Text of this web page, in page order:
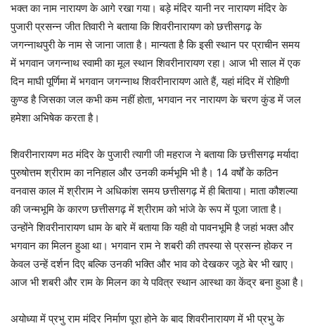
भक्त का नाम नारायण के आगे रखा गया। बड़े मंदिर यानी नर नारायण मंदिर के
पुजारी प्रसन्न जीत तिवारी ने बताया कि शिवरीनारायण को छत्तीसगढ़ के
जगन्नाथपुरी के नाम से जाना जाता है। मान्यता है कि इसी स्थान पर प्राचीन समय
में भगवान जगन्नाथ स्वामी का मूल स्थान शिवरीनारायण रहा। आज भी साल में एक
दिन माघी पूर्णिमा में भगवान जगन्नाथ शिवरीनारायण आते हैं, यहां मंदिर में रोहिणी
कुण्ड है जिसका जल कभी कम नहीं होता, भगवान नर नारायण के चरण कुंड में जल
हमेशा अभिषेक करता है।
शिवरीनारायण मठ मंदिर के पुजारी त्यागी जी महराज ने बताया कि छत्तीसगढ़ मर्यादा
पुरुषोत्तम श्रीराम का ननिहाल और उनकी कर्मभूमि भी है। 14 वर्षों के कठिन
वनवास काल में श्रीराम ने अधिकांश समय छत्तीसगढ़ में ही बिताया। माता कौशल्या
की जन्मभूमि के कारण छत्तीसगढ़ में श्रीराम को भांजे के रूप में पूजा जाता है।
उन्होंने शिवरीनारायण धाम के बारे में बताया कि यही वो पावनभूमि है जहां भक्त और
भगवान का मिलन हुआ था। भगवान राम ने शबरी की तपस्या से प्रसन्न होकर न
केवल उन्हें दर्शन दिए बल्कि उनकी भक्ति और भाव को देखकर जूठे बेर भी खाए।
आज भी शबरी और राम के मिलन का ये पवित्र स्थान आस्था का केंद्र बना हुआ है।
अयोध्या में प्रभु राम मंदिर निर्माण पूरा होने के बाद शिवरीनारायण में भी प्रभु के